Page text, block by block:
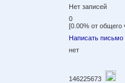
Нет записей
0
[0.00% от общего
Написать
нет
146225673